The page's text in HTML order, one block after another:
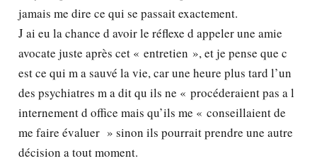
jamais me dire ce qui se passait exactement.
J ai eu la chance d avoir le réflexe d appeler une amie
avocate juste après cet « entretien », et je pense que c
est ce qui m a sauvé la vie, car une heure plus tard l’un
des psychiatres m a dit qu ils ne « procéderaient pas a l
internement d office mais qu’ils me « conseillaient de
me faire évaluer » sinon ils pourrait prendre une autre
décision a tout moment.